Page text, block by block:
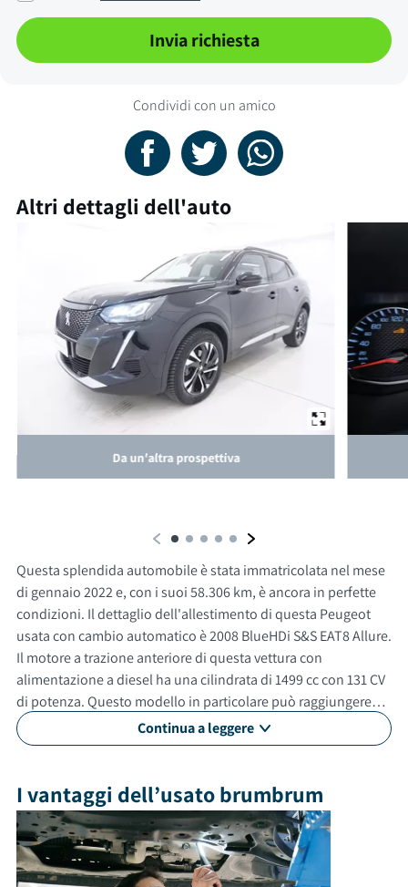
Invia richiesta
Condividi con un amico
Altri dettagli dell'auto
Da un'altra prospettiva
Questa splendida automobile è stata immatricolata nel mese
di gennaio 2022 e, con i suoi 58.306 km, è ancora in perfette
condizioni. Il dettaglio dell'allestimento di questa Peugeot
usata con cambio automatico è 2008 BlueHDi S&S EAT8 Allure.
Il motore a trazione anteriore di questa vettura con
alimentazione a diesel ha una cilindrata di 1499 cc con 131 CV
di potenza. Questo modello in particolare può raggiungere
una velocità massima di 195 km/h. Con un consumo medio di
3.8 litri ogni 100 km. Questa auto usata è adatta anche per
interni in sono di colore grigio. La vettura ha 5 porte, 5 posti a
sedere e un bagagliaio con capacità di 434 litri. Tra gli optional
e le dotazioni troviamo: cerchi in lega, isofix, sensore luce e
molto altro ancora. Al momento della consegna, questa
automobile sarà soggetta a lavaggio professionale compreso
Continua a leggere
I vantaggi dell’usato brumbrum